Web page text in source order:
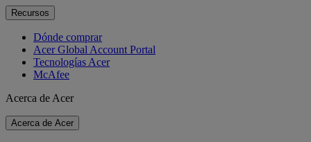
Recursos
Dónde comprar
Acer Global Account Portal
Tecnologías Acer
McAfee
Acerca de Acer
Acerca de Acer